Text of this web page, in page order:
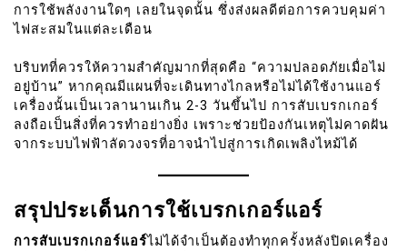
การใช้พลังงานใดๆ เลยในจุดนั้น ซึ่งส่งผลดีต่อการควบคุมค่า
ไฟสะสมในแต่ละเดือน
บริบทที่ควรให้ความสำคัญมากที่สุดคือ “ความปลอดภัยเมื่อไม่
อยู่บ้าน” หากคุณมีแผนที่จะเดินทางไกลหรือไม่ได้ใช้งานแอร์
เครื่องนั้นเป็นเวลานานเกิน 2-3 วันขึ้นไป การสับเบรกเกอร์
ลงถือเป็นสิ่งที่ควรทำอย่างยิ่ง เพราะช่วยป้องกันเหตุไม่คาดฝัน
จากระบบไฟฟ้าลัดวงจรที่อาจนำไปสู่การเกิดเพลิงไหม้ได้
สรุปประเด็นการใช้เบรกเกอร์แอร์
การสับเบรกเกอร์แอร์ไม่ได้จำเป็นต้องทำทุกครั้งหลังปิดเครื่อง